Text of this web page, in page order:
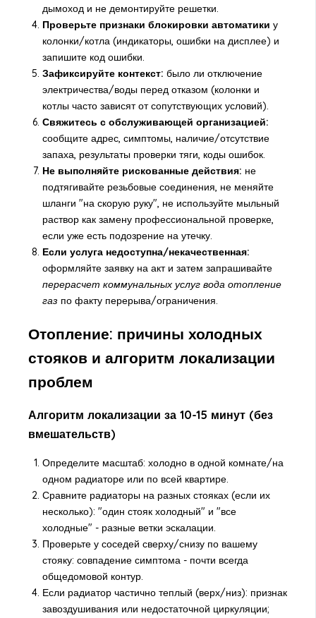
дымоход и не демонтируйте решетки.
Проверьте признаки блокировки автоматики у
колонки/котла (индикаторы, ошибки на дисплее) и
запишите код ошибки.
Зафиксируйте контекст: было ли отключение
электричества/воды перед отказом (колонки и
котлы часто зависят от сопутствующих условий).
Свяжитесь с обслуживающей организацией:
сообщите адрес, симптомы, наличие/отсутствие
запаха, результаты проверки тяги, коды ошибок.
Не выполняйте рискованные действия: не
подтягивайте резьбовые соединения, не меняйте
шланги "на скорую руку", не используйте мыльный
раствор как замену профессиональной проверке,
если уже есть подозрение на утечку.
Если услуга недоступна/некачественная:
оформляйте заявку на акт и затем запрашивайте
перерасчет коммунальных услуг вода отопление
газ по факту перерыва/ограничения.
Отопление: причины холодных
стояков и алгоритм локализации
проблем
Алгоритм локализации за 10-15 минут (без
вмешательств)
Определите масштаб: холодно в одной комнате/на
одном радиаторе или по всей квартире.
Сравните радиаторы на разных стояках (если их
несколько): "один стояк холодный" и "все
холодные" - разные ветки эскалации.
Проверьте у соседей сверху/снизу по вашему
стояку: совпадение симптома - почти всегда
общедомовой контур.
Если радиатор частично теплый (верх/низ): признак
завоздушивания или недостаточной циркуляции;